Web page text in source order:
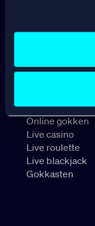
Advertentie- en
Sociale media
Wedden op PSV
Online casino
Online gokken
Live casino
Live roulette
Live blackjack
Gokkasten